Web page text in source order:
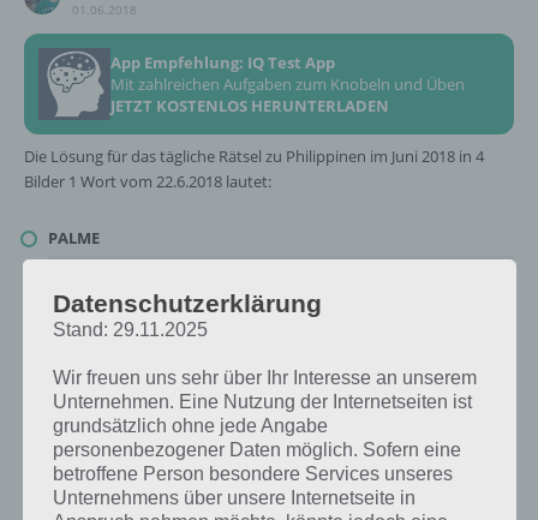
01.06.2018
App Empfehlung: IQ Test App
Mit zahlreichen Aufgaben zum Knobeln und Üben
JETZT KOSTENLOS HERUNTERLADEN
Die Lösung für das tägliche Rätsel zu Philippinen im Juni 2018 in 4
Bilder 1 Wort vom 22.6.2018 lautet:
PALME
Zur Übersicht der4 Bilder 1 Wort Lösungen zu Philippinen im Juni
2018!
Datenschutzerklärung
Stand: 29.11.2025
Wir freuen uns sehr über Ihr Interesse an unserem
Unternehmen. Eine Nutzung der Internetseiten ist
grundsätzlich ohne jede Angabe
personenbezogener Daten möglich. Sofern eine
betroffene Person besondere Services unseres
Unternehmens über unsere Internetseite in